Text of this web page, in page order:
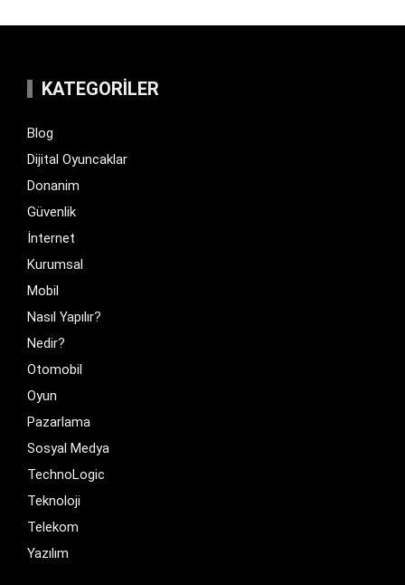
KATEGORILER
Blog
Dijital Oyuncaklar
Donanim
Güvenlik
İnternet
Kurumsal
Mobil
Nasıl Yapılır?
Nedir?
Otomobil
Oyun
Pazarlama
Sosyal Medya
TechnoLogic
Teknoloji
Telekom
Yazılım